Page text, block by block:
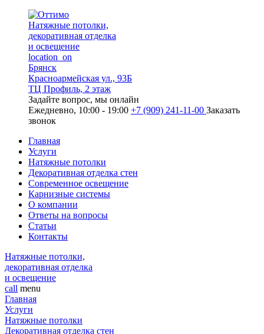
Натяжные потолки,
декоративная отделка
и освещение
location_on
Брянск
Красноармейская ул., 93Б
ТЦ Профиль, 2 этаж
Задайте вопрос, мы онлайн
Ежедневно, 10:00 - 19:00 +7 (909) 241-11-00 Заказать
звонок
Главная
Услуги
Натяжные потолки
Декоративная отделка стен
Современное освещение
Карнизные системы
О компании
Ответы на вопросы
Статьи
Контакты
Натяжные потолки,
декоративная отделка
и освещение
call menu
Главная
Услуги
Натяжные потолки
Декоративная отделка стен